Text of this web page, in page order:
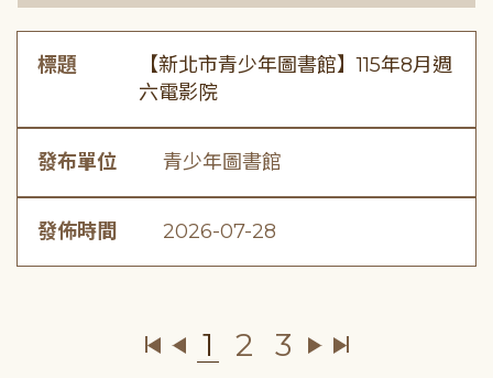
標題
【新北市青少年圖書館】115年8月週
六電影院
發布單位 青少年圖書館
發佈時間 2026-07-28
1 2 3